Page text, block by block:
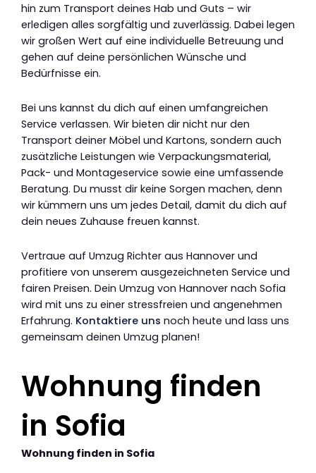
hin zum Transport deines Hab und Guts – wir
erledigen alles sorgfältig und zuverlässig. Dabei legen
wir großen Wert auf eine individuelle Betreuung und
gehen auf deine persönlichen Wünsche und
Bedürfnisse ein.
Bei uns kannst du dich auf einen umfangreichen
Service verlassen. Wir bieten dir nicht nur den
Transport deiner Möbel und Kartons, sondern auch
zusätzliche Leistungen wie Verpackungsmaterial,
Pack- und Montageservice sowie eine umfassende
Beratung. Du musst dir keine Sorgen machen, denn
wir kümmern uns um jedes Detail, damit du dich auf
dein neues Zuhause freuen kannst.
Vertraue auf Umzug Richter aus Hannover und
profitiere von unserem ausgezeichneten Service und
fairen Preisen. Dein Umzug von Hannover nach Sofia
wird mit uns zu einer stressfreien und angenehmen
Erfahrung. Kontaktiere uns noch heute und lass uns
gemeinsam deinen Umzug planen!
Wohnung finden
in Sofia
Wohnung finden in Sofia